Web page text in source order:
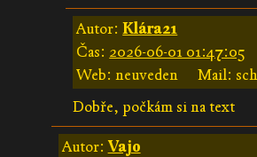
Autor:Klára21
Čas: 2026-06-01 01:47:05
Web: neuveden
Mail:
Dobře, počkám si na text
Autor:Vajo